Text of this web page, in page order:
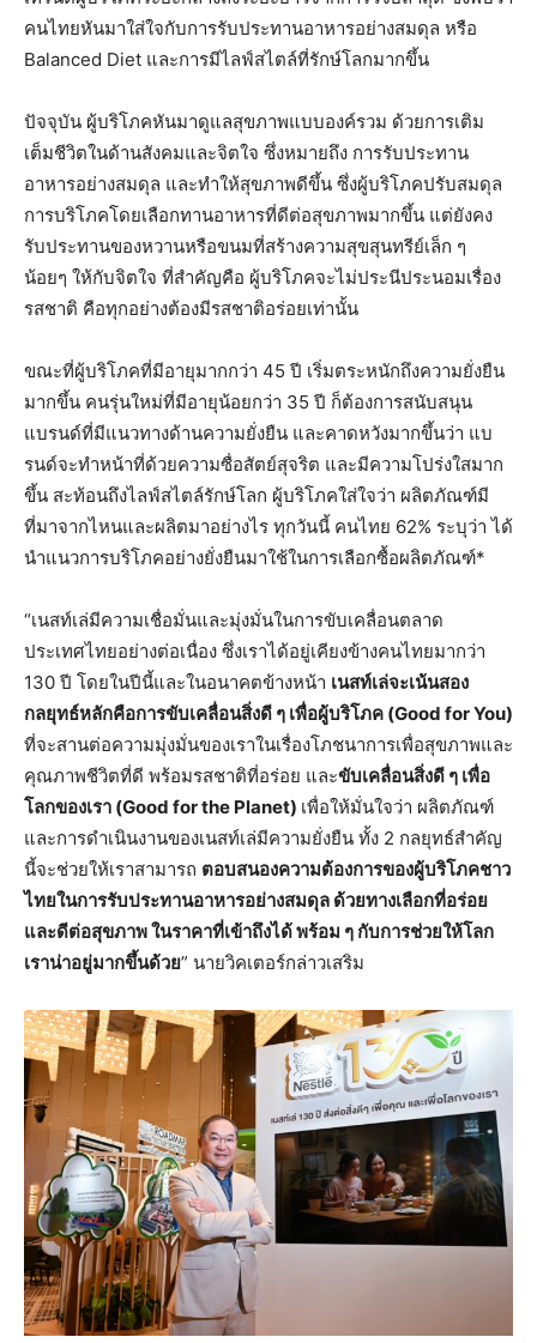
คนไทยหันมาใส่ใจกับการรับประทานอาหารอย่างสมดุล หรือ
Balanced Diet และการมีไลฟ์สไตล์ที่รักษ์โลกมากขึ้น
ปัจจุบัน ผู้บริโภคหันมาดูแลสุขภาพแบบองค์รวม ด้วยการเติม
เต็มชีวิตในด้านสังคมและจิตใจ ซึ่งหมายถึง การรับประทาน
อาหารอย่างสมดุล และทำให้สุขภาพดีขึ้น ซึ่งผู้บริโภคปรับสมดุล
การบริโภคโดยเลือกทานอาหารที่ดีต่อสุขภาพมากขึ้น แต่ยังคง
รับประทานของหวานหรือขนมที่สร้างความสุขสุนทรีย์เล็ก ๆ
น้อยๆ ให้กับจิตใจ ที่สำคัญคือ ผู้บริโภคจะไม่ประนีประนอมเรื่อง
รสชาติ คือทุกอย่างต้องมีรสชาติอร่อยเท่านั้น
ขณะที่ผู้บริโภคที่มีอายุมากกว่า 45 ปี เริ่มตระหนักถึงความยั่งยืน
มากขึ้น คนรุ่นใหม่ที่มีอายุน้อยกว่า 35 ปี ก็ต้องการสนับสนุน
แบรนด์ที่มีแนวทางด้านความยั่งยืน และคาดหวังมากขึ้นว่า แบ
รนด์จะทําหน้าที่ด้วยความซื่อสัตย์สุจริต และมีความโปร่งใสมาก
ขึ้น สะท้อนถึงไลฟ์สไตล์รักษ์โลก ผู้บริโภคใส่ใจว่า ผลิตภัณฑ์มี
ที่มาจากไหนและผลิตมาอย่างไร ทุกวันนี้ คนไทย 62% ระบุว่า ได้
นําแนวการบริโภคอย่างยั่งยืนมาใช้ในการเลือกซื้อผลิตภัณฑ์*
“เนสท์เล่มีความเชื่อมั่นและมุ่งมั่นในการขับเคลื่อนตลาด
ประเทศไทยอย่างต่อเนื่อง ซึ่งเราได้อยู่เคียงข้างคนไทยมากว่า
130 ปี โดยในปีนี้และในอนาคตข้างหน้า เนสท์เล่จะเน้นสอง
กลยุทธ์หลักคือการขับเคลื่อนสิ่งดี ๆ เพื่อผู้บริโภค (Good for You)
ที่จะสานต่อความมุ่งมั่นของเราในเรื่องโภชนาการเพื่อสุขภาพและ
คุณภาพชีวิตที่ดี พร้อมรสชาติที่อร่อย และขับเคลื่อนสิ่งดี ๆ เพื่อ
โลกของเรา (Good for the Planet) เพื่อให้มั่นใจว่า ผลิตภัณฑ์
และการดําเนินงานของเนสท์เล่มีความยั่งยืน ทั้ง 2 กลยุทธ์สำคัญ
นี้จะช่วยให้เราสามารถ ตอบสนองความต้องการของผู้บริโภคชาว
ไทยในการรับประทานอาหารอย่างสมดุล ด้วยทางเลือกที่อร่อย
และดีต่อสุขภาพ ในราคาที่เข้าถึงได้ พร้อม ๆ กับการช่วยให้โลก
เราน่าอยู่มากขึ้นด้วย” นายวิคเตอร์กล่าวเสริม